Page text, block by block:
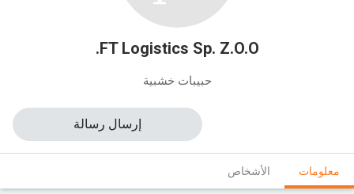
FT Logistics Sp. Z.O.O.
حبيبات خشبية
معلومات الأشخاص
إرسال رسالة